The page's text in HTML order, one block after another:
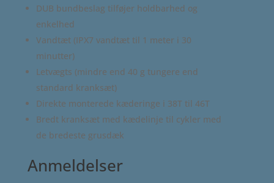
DUB bundbeslag tilføjer holdbarhed og
enkelhed
Vandtæt (IPX7 vandtæt til 1 meter i 30
minutter)
Letvægts (mindre end 40 g tungere end
standard kranksæt)
Direkte monterede kæderinge i 38T til 46T
Bredt kranksæt med kædelinje til cykler med
de bredeste grusdæk
Anmeldelser